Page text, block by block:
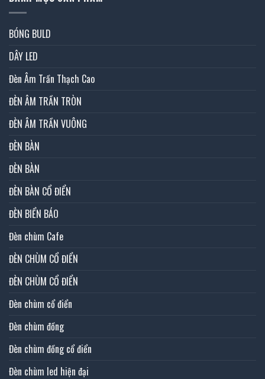
BÓNG BULD
DÂY LED
Đèn Âm Trần Thạch Cao
ĐÈN ÂM TRẦN TRÒN
ĐÈN ÂM TRẦN VUÔNG
ĐÈN BÀN
ĐÈN BÀN
ĐÈN BÀN CỔ ĐIỂN
ĐÈN BIỂN BÁO
Đèn chùm Cafe
ĐÈN CHÙM CỔ ĐIỂN
ĐÈN CHÙM CỔ ĐIỂN
Đèn chùm cổ điển
Đèn chùm đồng
Đèn chùm đồng cổ điển
Đèn chùm led hiện đại